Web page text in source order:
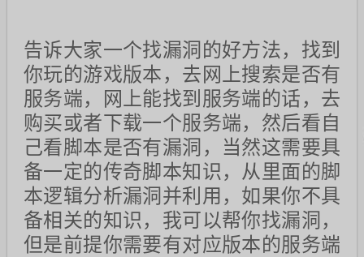
告诉大家一个找漏洞的好方法，找到
你玩的游戏版本，去网上搜索是否有
服务端，网上能找到服务端的话，去
购买或者下载一个服务端，然后看自
己看脚本是否有漏洞，当然这需要具
备一定的传奇脚本知识，从里面的脚
本逻辑分析漏洞并利用，如果你不具
备相关的知识，我可以帮你找漏洞，
但是前提你需要有对应版本的服务端